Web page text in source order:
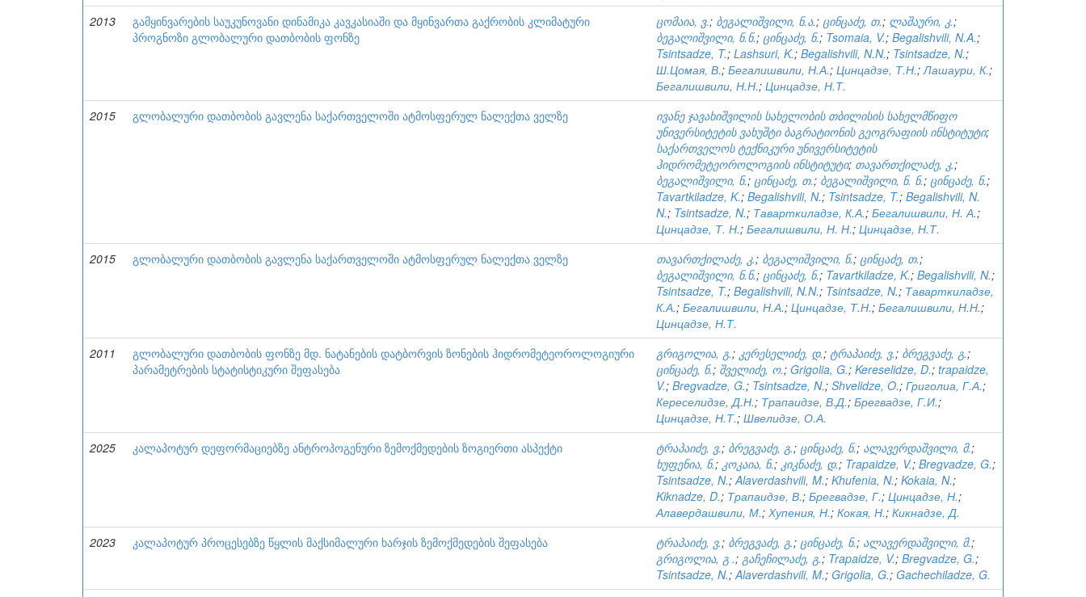
2013
გამყინვარების საუკუნოვანი დინამიკა კავკასიაში და მყინვართა გაქრობის კლიმატური
პროგნოზი გლობალური დათბობის ფონზე
ცომაია, ვ.; ბეგალიშვილი, ნ.ა.; ცინცაძე, თ.; ლაშაური, კ.;
ბეგალიშვილი, ნ.ნ.; ცინცაძე, ნ.; Tsomaia, V.; Begalishvili, N.A.;
Tsintsadze, T.; Lashsuri, K.; Begalishvili, N.N.; Tsintsadze, N.;
Ш.Цомая, В.; Бегалишвили, Н.А.; Цинцадзе, Т.Н.;Лашаури, К.;
Бегалишвили, Н.Н.; Цинцадзе, Н.Т.
2015
გლობალური დათბობის გავლენა საქართველოში ატმოსფერულ ნალექთა ველზე
ივანე ჯავახიშვილის სახელობის თბილისის სახელმწიფო
უნივერსიტეტის ვახუშტი ბაგრატიონის გეოგრაფიის ინსტიტუტი;
საქართველოს ტექნიკური უნივერსიტეტის
ჰიდრომეტეოროლოგიის ინსტიტუტი; თავართქილაძე, კ.;
ბეგალიშვილი, ნ.; ცინცაძე, თ.; ბეგალიშვილი, ნ. ნ.; ცინცაძე, ნ.;
Tavartkiladze, K.; Begalishvili, N.; Tsintsadze, T.; Begalishvili, N.
N.; Tsintsadze, N.; Таварткиладзе, К.А.; Бегалишвили, Н. А.;
Цинцадзе, Т. Н.; Бегалишвили, Н. Н.; Цинцадзе, Н.Т.
2015
გლობალური დათბობის გავლენა საქართველოში ატმოსფერულ ნალექთა ველზე თავართქილაძე, კ.; ბეგალიშვილი, ნ.; ცინცაძე, თ.;
ბეგალიშვილი, ნ.ნ.; ცინცაძე, ნ.; Tavartkiladze, K.; Begalishvili, N.;
Tsintsadze, T.; Begalishvili, N.N.; Tsintsadze, N.; Таварткиладзе,
К.А.; Бегалишвили, Н.А.; Цинцадзе, Т.Н.; Бегалишвили, Н.Н.;
Цинцадзе, Н.Т.
2011
გლობალური დათბობის ფონზე მდ. ნატანების დატბორვის ზონების ჰიდრომეტეოროლოგიური
პარამეტრების სტატისტიკური შეფასება
გრიგოლია, გ.; კერესელიძე, დ.; ტრაპაიძე, ვ.; ბრეგვაძე, გ.;
ცინცაძე, ნ.; შველიძე, ო.; Grigolia, G.; Kereselidze, D.; trapaidze,
V.; Bregvadze, G.; Tsintsadze, N.; Shvelidze, O.; Григолиа, Г.А.;
Кереселидзе, Д.Н.; Трапаидзе, В.Д.; Брегвадзе, Г.И.;
Цинцадзе, Н.Т.; Швелидзе, О.А.
2025
კალაპოტურ დეფორმაციებზე ანტროპოგენური ზემოქმედების ზოგიერთი ასპექტი ტრაპაიძე, ვ.; ბრეგვაძე, გ.; ცინცაძე, ნ.; ალავერდაშვილი, მ.;
ხუფენია, ნ.; კოკაია, ნ.; კიკნაძე, დ.; Trapaidze, V.; Bregvadze, G.;
Tsintsadze, N.;Alaverdashvili, M.; Khufenia, N.; Kokaia, N.;
Kiknadze, D.; Трапаидзе, В.; Брегвадзе, Г.; Цинцадзе, Н.;
Алавердашвили, М.; Хупения, Н.; Кокая, Н.; Кикнадзе, Д.
2023
კალაპოტურ პროცესებზე წყლის მაქსიმალური ხარჯის ზემოქმედების შეფასება ტრაპაიძე, ვ.; ბრეგვაძე, გ.; ცინცაძე, ნ.; ალავერდაშვილი, მ.;
გრიგოლია, გ .; გაჩეჩილაძე, გ.; Trapaidze, V.; Bregvadze, G.;
Tsintsadze, N.;Alaverdashvili, M.; Grigolia, G.; Gachechiladze, G.